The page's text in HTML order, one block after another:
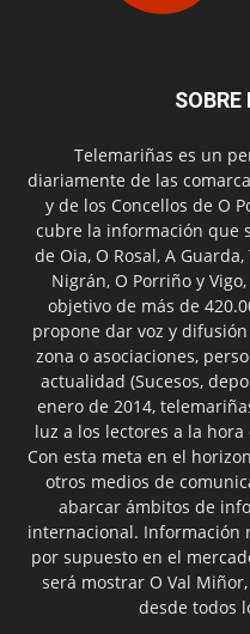
SOBRE
Telemariñas es un
diariamente de las
y de los Concellos de O
cubre la información que
de Oia, O Rosal, A
Nigrán, O Porriño y
objetivo de más de
propone dar voz y
zona o asociaciones,
actualidad (Sucesos,
enero de 2014,
luz a los lectores a la
Con esta meta en el
otros medios de
abarcar ámbitos de
internacional. Información
por supuesto en el
será mostrar O Val
desde todos